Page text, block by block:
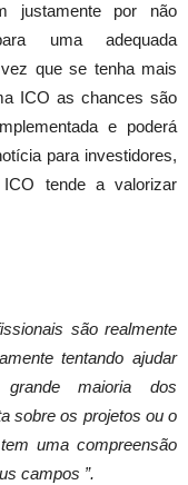
justamente por não
uma adequada
que se tenha mais
ICO as chances são
e poderá
para investidores,
tende a valorizar
são realmente
tentando ajudar
maioria dos
sobre os projetos ou o
uma compreensão
campos ”.